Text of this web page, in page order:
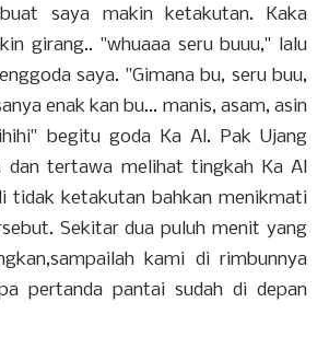
saya makin ketakutan. Kaka
girang.. "whuaaa seru buuu," lalu
saya. "Gimana bu, seru buu,
enak kan bu... manis, asam, asin
begitu goda Ka Al. Pak Ujang
dan tertawa melihat tingkah Ka Al
tidak ketakutan bahkan menikmati
Sekitar dua puluh menit yang
kami di rimbunnya
pertanda pantai sudah di depan